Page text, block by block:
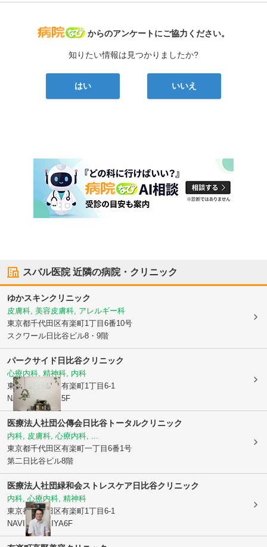
病院なび
からのアンケートにご協力ください。
知りたい情報は見つかりましたか?
はい いいえ
スバル医院近隣の病院・クリニック
ゆかスキンクリニック
皮膚科, 美容皮膚科, アレルギー科
東京都千代田区有楽町1丁目6番10号
スクワール日比谷ビル8・9階
パークサイド日比谷クリニック
心療内科, 精神科, 内科
東京都千代田区 有楽町1丁目6-1
NAVIREHIBIYA5F
医療法人社団公傳会日比谷トータルクリニック
内科, 皮膚科, 心療内科, ...
東京都千代田区有楽町一丁目6番1号
第二日比谷ビル8階
医療法人社団緑和会ストレスケア日比谷クリニック
内科, 心療内科, 精神科
東京都千代田区有楽町1丁目6-1
NAVIRE HIBIYA6F